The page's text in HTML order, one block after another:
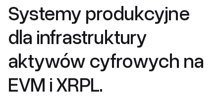
Systemy produkcyjne
dla infrastruktury
aktywów cyfrowych na
EVM i XRPL.